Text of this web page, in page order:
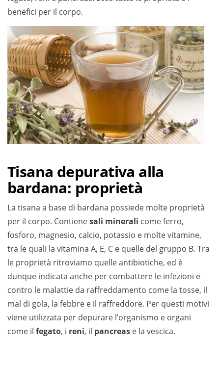
benefici per il corpo.
Tisana depurativa alla
bardana: proprietà
La tisana a base di bardana possiede molte proprietà
per il corpo. Contienesali minerali come ferro,
fosforo, magnesio, calcio, potassio e molte vitamine,
tra le quali la vitamina A, E, C e quelle del gruppo B. Tra
le proprietà ritroviamo quelle antibiotiche, ed è
dunque indicata anche per combattere le infezioni e
contro le malattie da raffreddamento come la tosse, il
mal di gola, la febbre e il raffreddore. Per questi motivi
viene utilizzata per depurare l’organismo e organi
come il fegato, i reni, il pancreas e la vescica.